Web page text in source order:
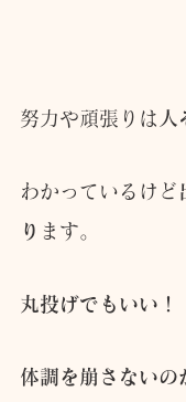
努力や頑張りは 人
わかっているけど
り ます。
丸投げでもいい！
体調を崩さないの